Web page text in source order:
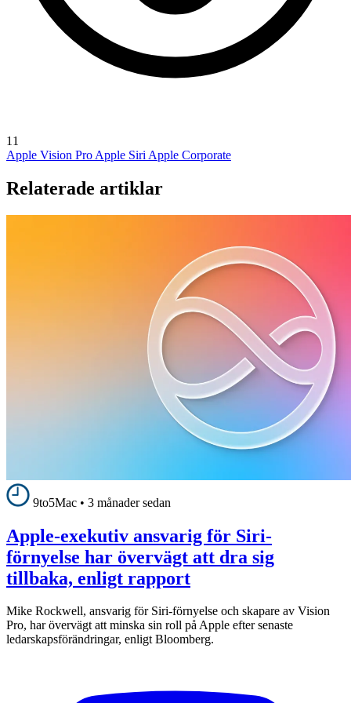
11
Apple Vision Pro Apple Siri Apple Corporate
Relaterade artiklar
9to5Mac • 3 månader sedan
Apple-exekutiv ansvarig för Siri-
förnyelse har övervägt att dra sig
tillbaka, enligt rapport
Mike Rockwell, ansvarig för Siri-förnyelse och skapare av Vision
Pro, har övervägt att minska sin roll på Apple efter senaste
ledarskapsförändringar, enligt Bloomberg.